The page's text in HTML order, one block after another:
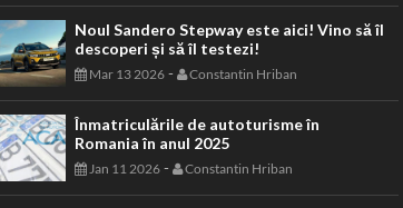
Noul Sandero Stepway este aici! Vino să îl
descoperi și să îl testezi!
Mar 13 2026 - Constantin Hriban
Înmatriculările de autoturisme în
Romania în anul 2025
Jan 11 2026 - Constantin Hriban